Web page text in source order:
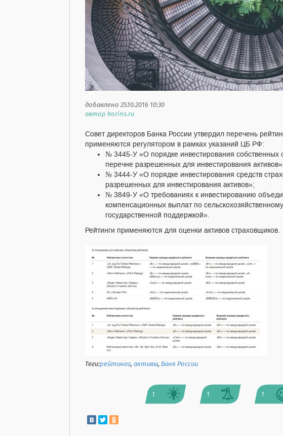
добавлено 25.10.2016 10:30
автор korins.ru
Совет директоров Банка России утвердил перечень
применяются регулятором в рамках указаний ЦБ РФ:
№ 3445-У «О порядке инвестирования собственных
перечне разрешенных для инвестирования
№ 3444-У «О порядке инвестирования средств
разрешенных для инвестирования активов»;
№ 3849-У «О требованиях к инвестированию
компенсационных выплат по
государственной поддержкой».
Рейтинги применяются для оценки активов страховщиков.
Теги:рейтинги,активы, Банк России
1 1 1